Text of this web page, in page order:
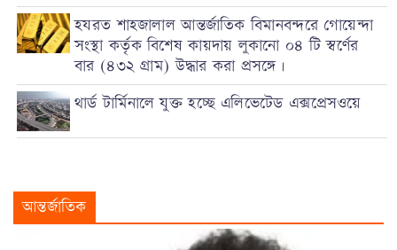
হযরত শাহজালাল আন্তর্জাতিক বিমানবন্দরে গোয়েন্দা
সংস্থা কর্তৃক বিশেষ কায়দায় লুকানো ০৪ টি স্বর্ণের
বার (৪৩২ গ্রাম) উদ্ধার করা প্রসঙ্গে।
থার্ড টার্মিনালে যুক্ত হচ্ছে এলিভেটেড এক্সপ্রেসওয়ে
আন্তর্জাতিক